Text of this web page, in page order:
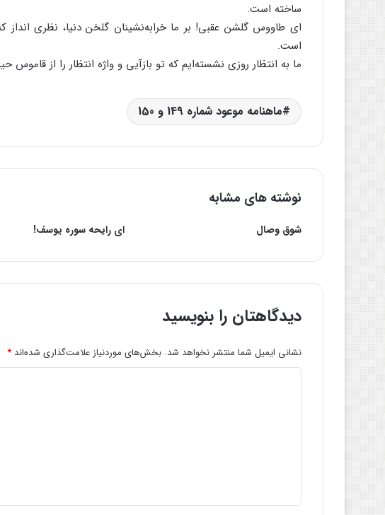
ساخته است.
ای طاووس گلشن عقبی! بر ما خرابه‌نشینان گلخن دنیا، نظری
است.
ما به انتظار روزی نشسته‌ایم که تو بازآیی و واژه انتظار را از
ماهنامه موعود شماره 149 و 150
نوشته های مشابه
شوق وصال ای رایحه سوره یوسف!
دیدگاهتان را بنویسید
نشانی ایمیل شما منتشر نخواهد شد. بخش‌های موردنیاز علامت‌گذاری شده‌اند *
*